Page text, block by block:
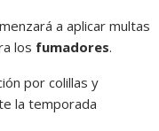
a aplicar multas
los fumadores.
por colillas y
la temporada